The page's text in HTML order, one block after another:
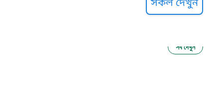
সকল দেখুন
সব দেখুন